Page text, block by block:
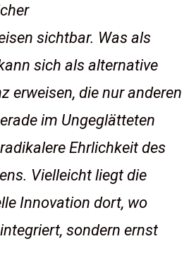
sichtbar. Was als
sich als alternative
erweisen, die nur anderen
im Ungeglätteten
Ehrlichkeit des
Vielleicht liegt die
Innovation dort, wo
sondern ernst